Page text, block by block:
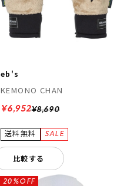
eb's
KEMONO CHAN
¥8,690
¥6,952
比較する
20%OFF